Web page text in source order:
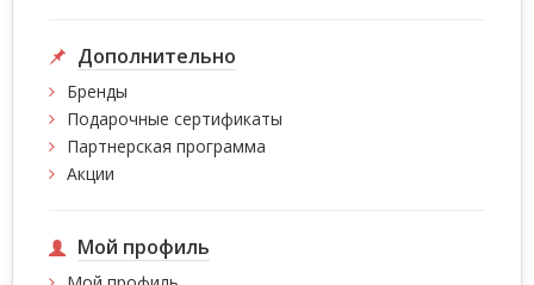
Дополнительно
Бренды
Подарочные сертификаты
Партнерская программа
Акции
Мой профиль